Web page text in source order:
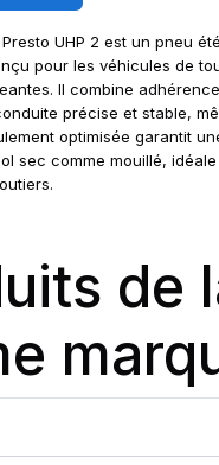
UHP 2 est un pneu
pour les véhicules de
Il combine
précise et stable,
optimisée garantit
sec comme mouillé,
de